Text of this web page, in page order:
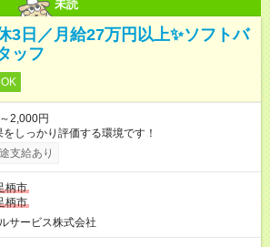
未読
3日／月給27万円以上✨ソフトバ
ッフ
2,000円
しっかり評価する環境です！
支給あり
柄市
柄市
サービス株式会社